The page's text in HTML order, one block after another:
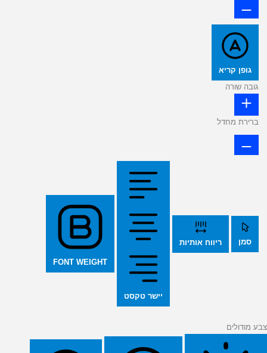
גופן קריא
גובה שורה
ברירת מחדל
סמן ריווח אותיות
יישר טקסט
FONT WEIGHT
צבע מודולים